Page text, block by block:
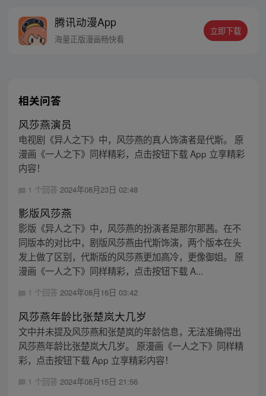
密，张楚岚的生活被彻底颠覆，与冯宝宝一
同踏上“异人”之旅。
腾讯动漫App
海量正版漫画畅快看
立即下载
相关问答
风莎燕演员
电视剧《异人之下》中，风莎燕的真人饰演者是代斯。 原
漫画《一人之下》同样精彩，点击按钮下载 App 立享精彩
内容！
1 个回答 2024年08月23日 02:48
影版风莎燕
影版《异人之下》中，风莎燕的扮演者是那尔那茜。在不
同版本的对比中，剧版风莎燕由代斯饰演，两个版本在头
发上做了区别，代斯版的风莎燕更加高冷，更像御姐。 原
漫画《一人之下》同样精彩，点击按钮下载 A...
1 个回答 2024年08月16日 03:42
风莎燕年龄比张楚岚大几岁
文中并未提及风莎燕和张楚岚的年龄信息，无法准确得出
风莎燕年龄比张楚岚大几岁。 原漫画《一人之下》同样精
彩，点击按钮下载 App 立享精彩内容！
1 个回答 2024年08月15日 21:56